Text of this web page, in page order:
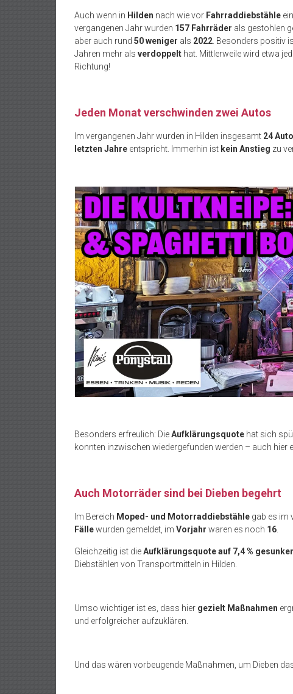
Auch wenn in Hilden nach wie vor Fahrraddiebstähle
vergangenen Jahr wurden 157 Fahrräder als gestohlen
aber auch rund 50 weniger als 2022 . Besonders positiv
Jahren mehr als verdoppelt hat. Mittlerweile wird etwa
Richtung!
Jeden Monat verschwinden zwei Autos
Im vergangenen Jahr wurden in Hilden insgesamt 24
letzten Jahre entspricht. Immerhin ist kein Anstieg zu
Besonders erfreulich: DieAufklärungsquote hat sich
konnten inzwischen wiedergefunden werden – auch hier
Auch Motorräder sind bei Dieben begehrt
Im Bereich Moped- und Motorraddiebstähle gab es im
Fällewurden gemeldet, im Vorjahr waren es noch 16.
Gleichzeitig ist dieAufklärungsquote auf 7,4 %
Diebstählen von Transportmitteln in Hilden.
Umso wichtiger ist es, dass hier gezielt Maßnahmen
und erfolgreicher aufzuklären.
Und das wären vorbeugende Maßnahmen, um Dieben